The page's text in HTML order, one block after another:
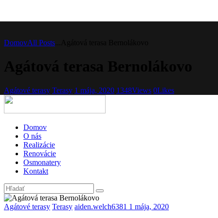
DomovAll Posts
Agátové terasy Terasy 1 mája, 2020 1348Views 0Likes
Domov
O nás
Realizácie
Renovácie
Osmonatery
Kontakt
Agátové terasy Terasy aiden.welch6381 1 mája, 2020